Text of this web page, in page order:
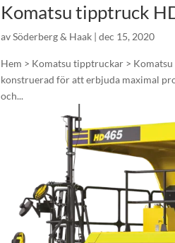
Komatsu tipptruck
avSöderberg & Haak |dec 15, 2020
Hem > Komatsu tipptruckar >
konstruerad för att erbjuda maximal
och...